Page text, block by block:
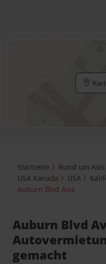
Startseite Rund um Avis
USA Kanada
USA
Auburn Blvd Avis
Auburn Blvd
gemacht